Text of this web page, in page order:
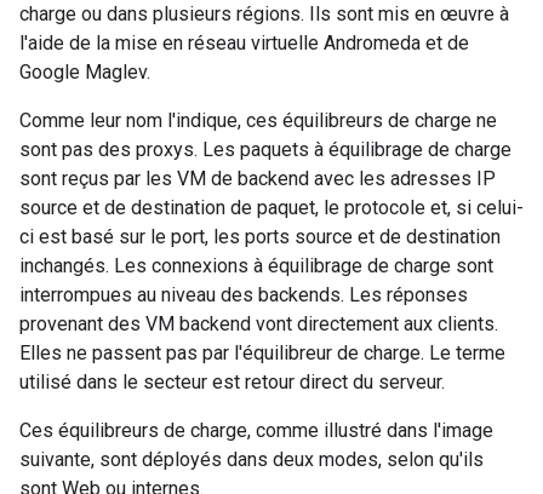
charge ou dans plusieurs régions. Ils sont mis en œuvre à
l'aide de la mise en réseau virtuelle Andromeda et de
Google Maglev.
Comme leur nom l'indique, ces équilibreurs de charge ne
sont pas des proxys. Les paquets à équilibrage de charge
sont reçus par les VM de backend avec les adresses IP
source et de destination de paquet, le protocole et, si celui-
ci est basé sur le port, les ports source et de destination
inchangés. Les connexions à équilibrage de charge sont
interrompues au niveau des backends. Les réponses
provenant des VM backend vont directement aux clients.
Elles ne passent pas par l'équilibreur de charge. Le terme
utilisé dans le secteur est retour direct du serveur.
Ces équilibreurs de charge, comme illustré dans l'image
suivante, sont déployés dans deux modes, selon qu'ils
sont Web ou internes.